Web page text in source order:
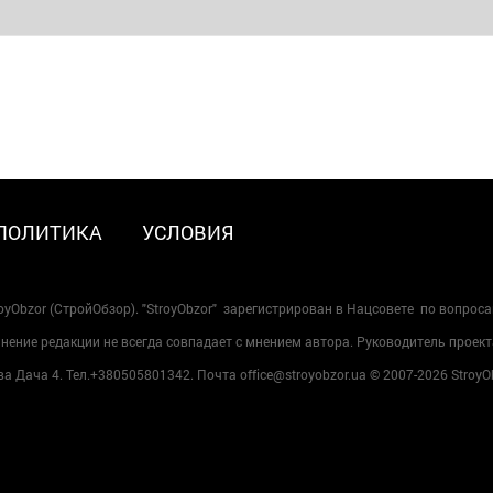
УСЛОВИЯ
(СтройОбзор). "StroyObzor" зарегистрирован в Нацсовете по
редакции не всегда совпадает с мнением автора. Руководитель
Дача 4. Тел.+380505801342. Почта office@stroyobzor.ua © 2007-2026